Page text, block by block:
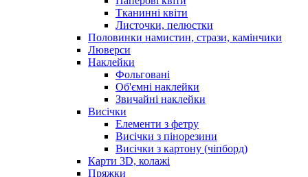
Тканинні квіти
Листочки, пелюстки
Половинки намистин, стрази, камінчики
Люверси
Наклейки
Фольговані
Об'ємні наклейки
Звичайні наклейки
Висічки
Елементи з фетру
Висічки з пінорезини
Висічки з картону (чіпборд)
Карти 3D, колажі
Пряжки